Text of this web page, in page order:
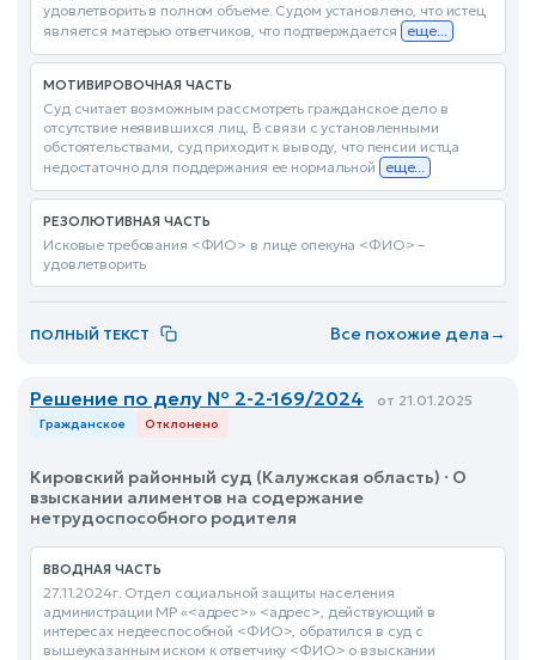
удовлетворить в полном объеме. Судом установлено, что истец
является матерью ответчиков, что подтверждается еще...
МОТИВИРОВОЧНАЯ ЧАСТЬ
Суд считает возможным рассмотреть гражданское дело в
отсутствие неявившихся лиц. В связи с установленными
обстоятельствами, суд приходит к выводу, что пенсии истца
недостаточно для поддержания ее нормальной
еще...
РЕЗОЛЮТИВНАЯ ЧАСТЬ
Исковые требования <ФИО> в лице опекуна <ФИО> –
удовлетворить
ПОЛНЫЙ ТЕКСТ Все похожие дела→
Решение по делу № 2-2-169/2024 от 21.01.2025
Гражданское Отклонено
Кировский районный суд (Калужская область) · О
взыскании алиментов на содержание
нетрудоспособного родителя
ВВОДНАЯ ЧАСТЬ
27.11.2024г. Отдел социальной защиты населения
администрации МР «<адрес>» <адрес>, действующий в
интересах недееспособной <ФИО>, обратился в суд с
вышеуказанным иском к ответчику <ФИО> о взыскании